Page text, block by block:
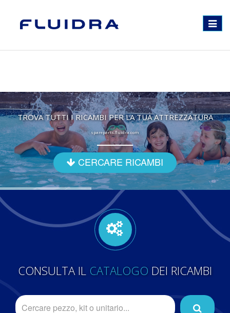
Toggle
TROVA TUTTI I RICAMBI PER LA TUA ATTREZZATURA
spareparts.fluidra.com
CERCARE RICAMBI
CONSULTA IL CATALOGO DEI RICAMBI